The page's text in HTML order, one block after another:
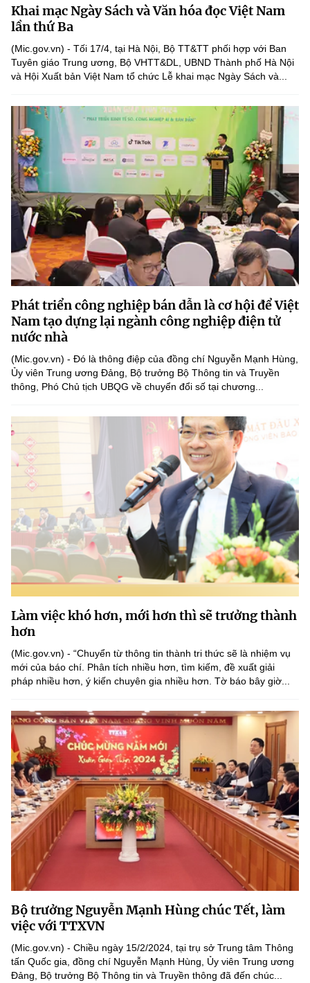
Sở Khoa học và Công nghệ
Chuyển đổi số
Bưu chính, Viễn thông
Tiêu chuẩn, đo lường, chất lượng
Năng lượng nguyên tử
Tin tổng hợp
Tin địa phương
Văn bản QPPL
Văn bản chỉ đạo điều hành
Lấy ý kiến người dân về dự thảo VBQPPL
MST IOFFICE
THỐNG KÊ
Khoa học và Công nghệ
Đổi mới sáng tạo
Chuyển đổi số
Bưu chính, Viễn thông
Sở hữu trí tuệ
Tiêu chuẩn, đo lường, chất lượng
Năng lượng nguyên tử
Multimedia
THƯ ĐIỆN TỬ
Khác
Videos
Infographic
Ảnh
Voice
Nhiệm vụ trọng tâm
Chọn ngôn ngữ
Vietnamese
BỘ KHOA HỌC VÀ CÔNG NGHỆ
MINISTRY OF SCIENCE AND TECHNOLOGY
Điều khoản sử dụng Theo dõi MST: Góp ý
Cơ quan chủ quản: Bộ Khoa học và Công nghệ (MST)
Chịu trách nhiệm nội dung: Nguyễn Thị Hải Hằng
Giám đốc Trung tâm Truyền thông Khoa học và Công nghệ.
Liên hệ
Địa chỉ: Ban Biên tập Cổng TTĐT - 18 Nguyễn Du, TP. Hà Nội
Điện thoại: 024 3936 9506
©2026 Bản quyền thuộc Bộ Khoa Học và Công Nghệ
(Ghi rõ nguồn "https://mst.gov.vn" khi phát hành lại thông tin từ
website này)
Khai mạc Ngày Sách và Văn hóa đọc Việt Nam
lần thứ Ba
(Mic.gov.vn) - Tối 17/4, tại Hà Nội, Bộ TT&TT phối hợp với Ban
Tuyên giáo Trung ương, Bộ VHTT&DL, UBND Thành phố Hà Nội
và Hội Xuất bản Việt Nam tổ chức Lễ khai mạc Ngày Sách và...
Phát triển công nghiệp bán dẫn là cơ hội để Việt
Nam tạo dựng lại ngành công nghiệp điện tử
nước nhà
(Mic.gov.vn) - Đó là thông điệp của đồng chí Nguyễn Mạnh Hùng,
Ủy viên Trung ương Đảng, Bộ trưởng Bộ Thông tin và Truyền
thông, Phó Chủ tịch UBQG về chuyển đổi số tại chương...
Làm việc khó hơn, mới hơn thì sẽ trưởng thành
hơn
(Mic.gov.vn) - “Chuyển từ thông tin thành tri thức sẽ là nhiệm vụ
mới của báo chí. Phân tích nhiều hơn, tìm kiếm, đề xuất giải
pháp nhiều hơn, ý kiến chuyên gia nhiều hơn. Tờ báo bây giờ...
Bộ trưởng Nguyễn Mạnh Hùng chúc Tết, làm
việc với TTXVN
(Mic.gov.vn) - Chiều ngày 15/2/2024, tại trụ sở Trung tâm Thông
tấn Quốc gia, đồng chí Nguyễn Mạnh Hùng, Ủy viên Trung ương
Đảng, Bộ trưởng Bộ Thông tin và Truyền thông đã đến chúc...